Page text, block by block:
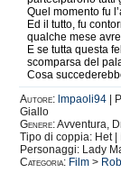
Quel momento fu
Ed il tutto, fu
qualche mese
E se tutta questa
scomparsa del
Cosa
Autore: lmpaoli94
Giallo
Genere:Avventura,
Tipo di coppia: Het |
Personaggi: Lady
Categoria: Film >